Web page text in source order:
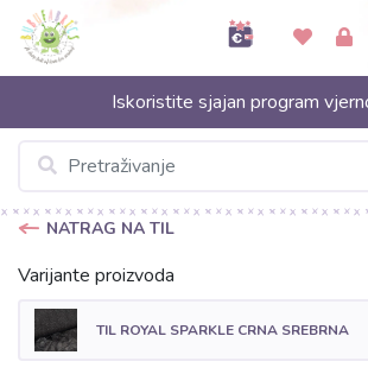
Iskoristite sjajan program
NATRAG NA TIL
Varijante proizvoda
TIL ROYAL SPARKLE CRNA SREBRNA